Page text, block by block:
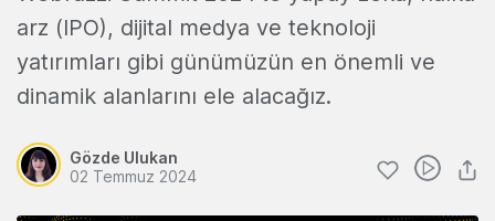
arz (IPO), dijital medya ve teknoloji
yatırımları gibi günümüzün en önemli ve
dinamik alanlarını ele alacağız.
Gözde Ulukan
02 Temmuz 2024